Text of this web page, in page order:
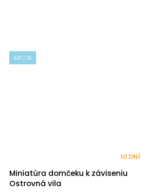
AKCIA
Miniatúra domčeku k záviseniu
Ostrovná vila
10 DNÍ